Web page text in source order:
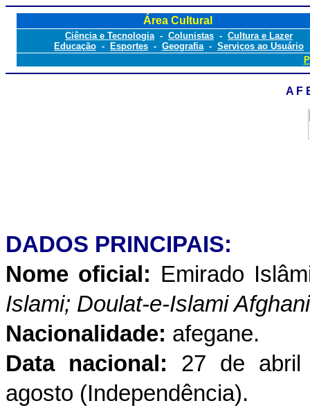
Área Cultural
Ciência e Tecnologia- Colunistas - Cultura e Lazer
Educação - Esportes - Geografia- Serviços ao Usuário
A F
DADOS PRINCIPAIS:
Nome oficial: Emirado
Islami; Doulat-e-Islami
Nacionalidade: afegane.
Data nacional: 27 de abril
agosto (Independência).